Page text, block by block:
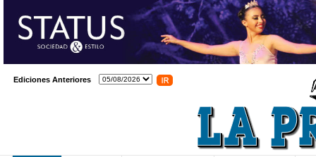
Ediciones Anteriores